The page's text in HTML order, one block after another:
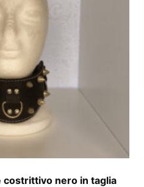
costrittivo nero in taglia